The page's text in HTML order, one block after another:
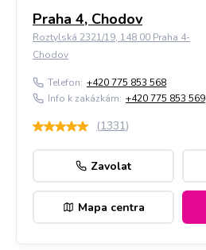
Praha 4, Chodov
Roztylská 2321/19, 148 00 Praha 4-
Chodov
Telefon: +420 775 853 568
Info k zakázkám: +420 775 853 569
(1331)
Zavolat
Mapa centra